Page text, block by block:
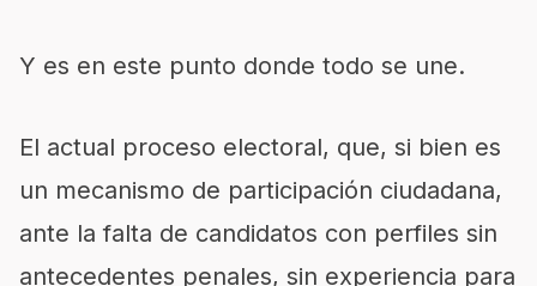
Y es en este punto donde todo se une.
El actual proceso electoral, que, si bien es
un mecanismo de participación ciudadana,
ante la falta de candidatos con perfiles sin
antecedentes penales, sin experiencia para